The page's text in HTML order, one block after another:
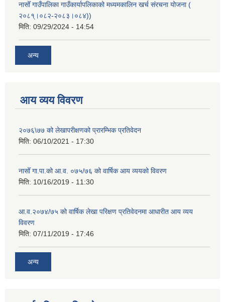
नासोँ गाउँपालिका गाउँकार्यापलिकाको मध्यमकालिन खर्च संरचना योजना (
२०८१्।०८२-२०८३।०८४))
मिति: 09/29/2024 - 14:54
अन्य
आय व्यय विवरण
२०७६\७७ को लेखापरीक्षणको प्रारम्भिक प्रतिवेदन
मिति: 06/10/2021 - 17:30
नासोँ गा.पा.को आ.व. ०७५/७६ को वार्षिक आय व्ययको विवरण
मिति: 10/16/2019 - 11:30
आ.व.२०७४/७५ को वार्षिक लेखा परिक्षण प्रतिवेदनमा आधारीत आय व्यय
विवरण
मिति: 07/11/2019 - 17:46
अन्य